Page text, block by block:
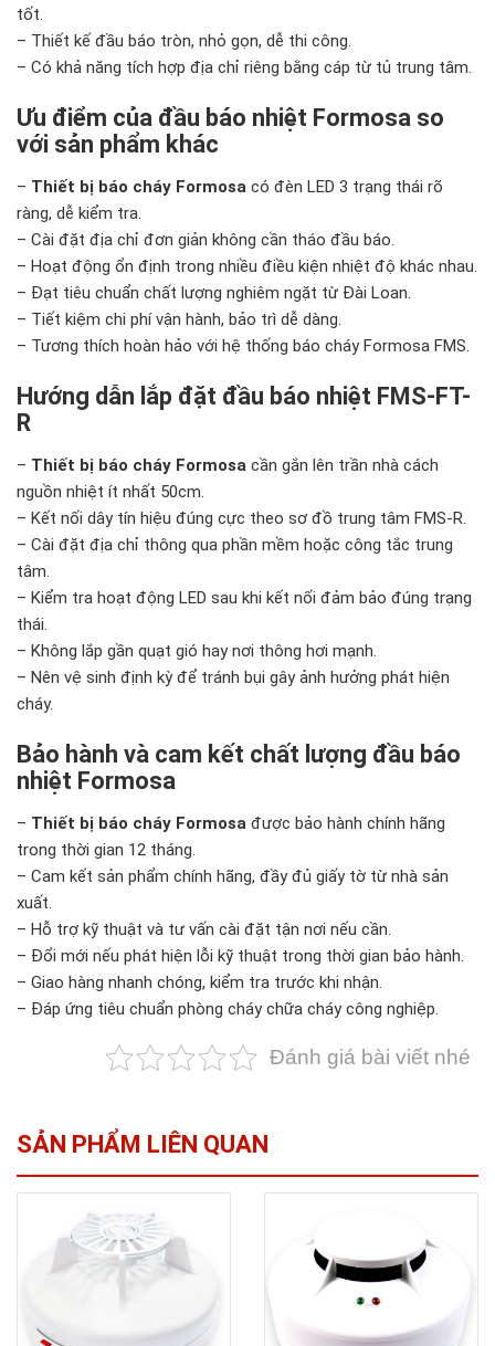
tốt.
– Thiết kế đầu báo tròn, nhỏ gọn, dễ thi công.
– Có khả năng tích hợp địa chỉ riêng bằng cáp từ tủ trung tâm.
Ưu điểm của đầu báo nhiệt Formosa so
với sản phẩm khác
– Thiết bị báo cháy Formosa có đèn LED 3 trạng thái rõ
ràng, dễ kiểm tra.
– Cài đặt địa chỉ đơn giản không cần tháo đầu báo.
– Hoạt động ổn định trong nhiều điều kiện nhiệt độ khác nhau.
– Đạt tiêu chuẩn chất lượng nghiêm ngặt từ Đài Loan.
– Tiết kiệm chi phí vận hành, bảo trì dễ dàng.
– Tương thích hoàn hảo với hệ thống báo cháy Formosa FMS.
Hướng dẫn lắp đặt đầu báo nhiệt FMS-FT-
R
– Thiết bị báo cháy Formosa cần gắn lên trần nhà cách
nguồn nhiệt ít nhất 50cm.
– Kết nối dây tín hiệu đúng cực theo sơ đồ trung tâm FMS-R.
– Cài đặt địa chỉ thông qua phần mềm hoặc công tắc trung
tâm.
– Kiểm tra hoạt động LED sau khi kết nối đảm bảo đúng trạng
thái.
– Không lắp gần quạt gió hay nơi thông hơi mạnh.
– Nên vệ sinh định kỳ để tránh bụi gây ảnh hưởng phát hiện
cháy.
Bảo hành và cam kết chất lượng đầu báo
nhiệt Formosa
– Thiết bị báo cháy Formosa được bảo hành chính hãng
trong thời gian 12 tháng.
– Cam kết sản phẩm chính hãng, đầy đủ giấy tờ từ nhà sản
xuất.
– Hỗ trợ kỹ thuật và tư vấn cài đặt tận nơi nếu cần.
– Đổi mới nếu phát hiện lỗi kỹ thuật trong thời gian bảo hành.
– Giao hàng nhanh chóng, kiểm tra trước khi nhận.
– Đáp ứng tiêu chuẩn phòng cháy chữa cháy công nghiệp.
Đánh giá bài viết nhé
SẢN PHẨM LIÊN QUAN